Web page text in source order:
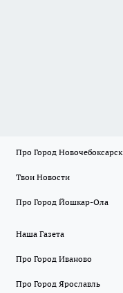
Про Город Новочебоксарск
Твои Новости
Про Город Йошкар-Ола
Наша Газета
Про Город Иваново
Про Город Ярославль